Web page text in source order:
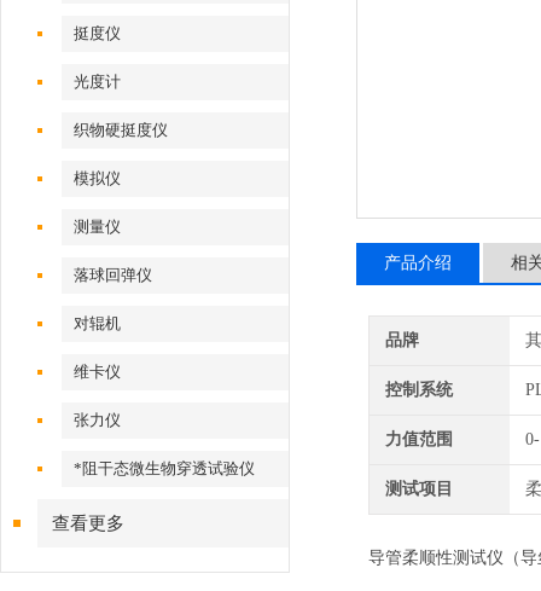
挺度仪
光度计
织物硬挺度仪
模拟仪
测量仪
落球回弹仪
对辊机
维卡仪
张力仪
*阻干态微生物穿透试验仪
查看更多
产品介绍 相
品牌
控制系统
力值范围
测试项目
导管柔顺性测试仪（